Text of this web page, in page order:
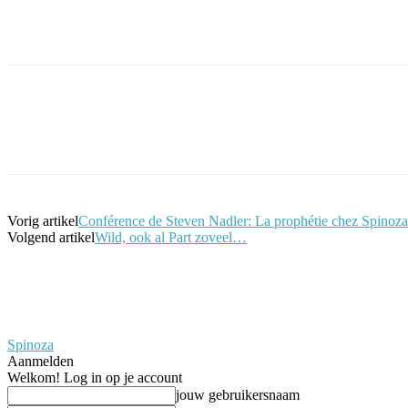
Vorig artikelConférence de Steven Nadler: La prophétie chez
Volgend artikelWild, ook al Part zoveel…
Spinoza
Aanmelden
Welkom! Log in op je account
jouw gebruikersnaam